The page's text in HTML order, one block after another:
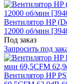
Вентилятор HP
12000 об/мин
Под заказ
Запросить под
Вентилятор HP